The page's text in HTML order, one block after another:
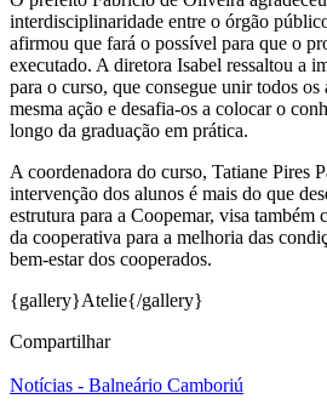
interdisciplinaridade entre o órgão
afirmou que fará o possível para que o
executado. A diretora Isabel ressaltou a
para o curso, que consegue unir todos
mesma ação e desafia-os a colocar o
longo da graduação em prática.
A coordenadora do curso, Tatiane Pires
intervenção dos alunos é mais do que
estrutura para a Coopemar, visa também
da cooperativa para a melhoria das
bem-estar dos cooperados.
{gallery}Atelie{/gallery}
Compartilhar
Notícias - Balneário Camboriú